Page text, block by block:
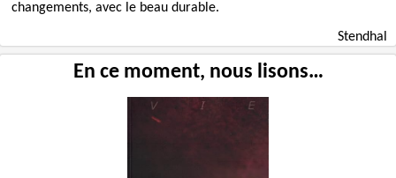
changements, avec le beau durable.
Stendhal
En ce moment, nous lisons…